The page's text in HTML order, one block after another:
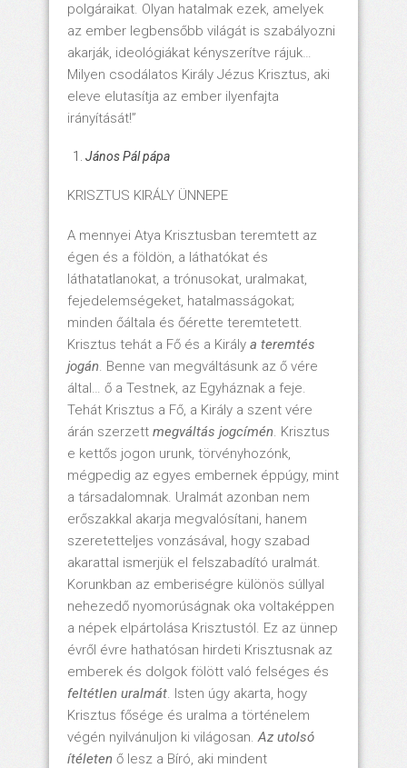
polgáraikat. Olyan hatalmak ezek, amelyek
az ember legbensőbb világát is szabályozni
akarják, ideológiákat kényszerítve rájuk…
Milyen csodálatos Király Jézus Krisztus, aki
eleve elutasítja az ember ilyenfajta
irányítását!”
János Pál pápa
KRISZTUS KIRÁLY ÜNNEPE
A mennyei Atya Krisztusban teremtett az
égen és a földön, a láthatókat és
láthatatlanokat, a trónusokat, uralmakat,
fejedelemségeket, hatalmasságokat;
minden őáltala és őérette teremtetett.
Krisztus tehát a Fő és a Király a teremtés
jogán. Benne van megváltásunk az ő vére
által… ő a Testnek, az Egyháznak a feje.
Tehát Krisztus a Fő, a Király a szent vére
árán szerzett megváltás jogcímén. Krisztus
e kettős jogon urunk, törvényhozónk,
mégpedig az egyes embernek éppúgy, mint
a társadalomnak. Uralmát azonban nem
erőszakkal akarja megvalósítani, hanem
szeretetteljes vonzásával, hogy szabad
akarattal ismerjük el felszabadító uralmát.
Korunkban az emberiségre különös súllyal
nehezedő nyomorúságnak oka voltaképpen
a népek elpártolása Krisztustól. Ez az ünnep
évről évre hathatósan hirdeti Krisztusnak az
emberek és dolgok fölött való felséges és
feltétlen uralmát. Isten úgy akarta, hogy
Krisztus fősége és uralma a történelem
végén nyilvánuljon ki világosan.Az utolsó
ítéleten ő lesz a Bíró, aki mindent